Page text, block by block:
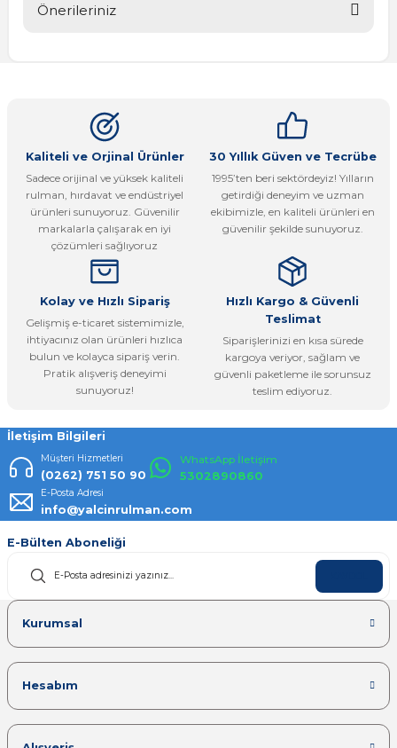
Önerileriniz
Görüş ve önerileriniz için teşekkür ederiz.
Ürün resmi kalitesiz, bozuk veya görüntülenemiyor.
Ürün açıklamasında eksik bilgiler bulunuyor.
Ürün bilgilerinde hatalar bulunuyor.
Ürün fiyatı diğer sitelerden daha pahalı.
Bu ürüne benzer farklı alternatifler olmalı.
Gönder
Kaliteli ve Orjinal Ürünler
Sadece orijinal ve yüksek kaliteli
rulman, hırdavat ve endüstriyel
ürünleri sunuyoruz. Güvenilir
markalarla çalışarak en iyi
çözümleri sağlıyoruz
30 Yıllık Güven ve Tecrübe
1995’ten beri sektördeyiz! Yılların
getirdiği deneyim ve uzman
ekibimizle, en kaliteli ürünleri en
güvenilir şekilde sunuyoruz.
Kolay ve Hızlı Sipariş
Gelişmiş e-ticaret sistemimizle,
ihtiyacınız olan ürünleri hızlıca
bulun ve kolayca sipariş verin.
Pratik alışveriş deneyimi
sunuyoruz!
Hızlı Kargo & Güvenli
Teslimat
Siparişlerinizi en kısa sürede
kargoya veriyor, sağlam ve
güvenli paketleme ile sorunsuz
teslim ediyoruz.
İletişim Bilgileri
Müşteri Hizmetleri
(0262) 751 50 90
WhatsApp İletişim
5302890860
E-Posta Adresi
info@yalcinrulman.com
E-Bülten Aboneliği
Kurumsal
Hesabım